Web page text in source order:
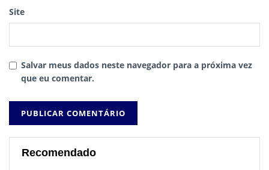
Site
Salvar meus dados neste navegador para a próxima vez
que eu comentar.
Recomendado